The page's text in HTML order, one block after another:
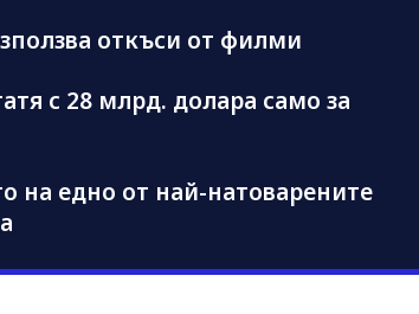
откъси от филми
с 28 млрд. долара само за
на едно от най-натоварените